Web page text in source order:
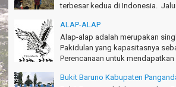
terbesar kedua di Indonesia. Jalur
ALAP-ALAP
Alap-alap adalah merupakan
Pakidulan yang kapasitasnya
Perencanaan untuk mendapatkan
Bukit Baruno Kabupaten